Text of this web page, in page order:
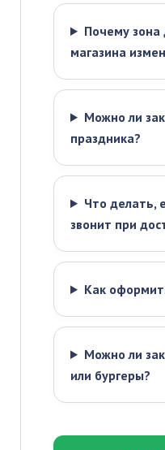
Почему зона
магазина
Можно ли
праздника?
Что делать,
звонит при
Как
Можно ли
или бургеры?